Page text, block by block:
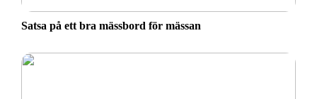
Satsa på ett bra mässbord för mässan